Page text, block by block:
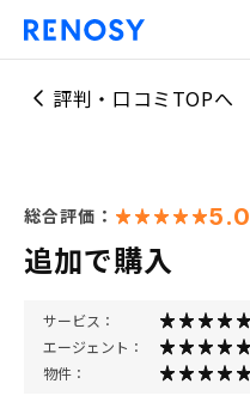
評判・口コミTOPへ
総合評価： 5.0
追加で購入
サービス：
エージェント：
物件：